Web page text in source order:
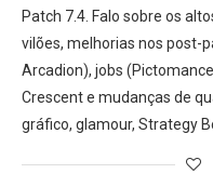
Patch 7.4. Falo sobre os
vilões, melhorias nos post-
Arcadion), jobs
Crescent e mudanças de
gráfico, glamour, Strategy